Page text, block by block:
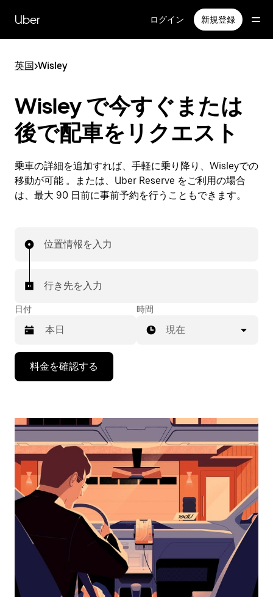
Uber ログイン 新規登録
英国>Wisley
Wisley で今すぐまたは
後で配車をリクエスト
乗車の詳細を追加すれば、手軽に乗り降り、Wisleyでの
移動が可能 。または、Uber Reserve をご利用の場合
は、最大 90 日前に事前予約を行うこともできます。
位置情報を入力
行き先を入力
日付
で
ン
ダ
ー
を
操
作
し、
を
選
時間
現在
料金を確認する